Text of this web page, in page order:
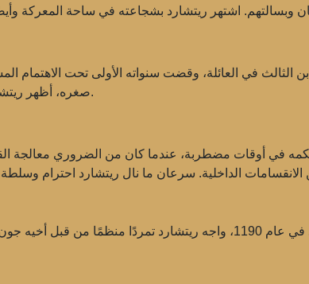
الثالث في العائلة، وقضت سنواته الأولى تحت الاهتمام
صغره، أظهر ريتشارد اهتمامًا بالمجال العسكري وثقافة الفرسان.
بدأت فترة حكمه في أوقات مضطربة، عندما كان من الضروري